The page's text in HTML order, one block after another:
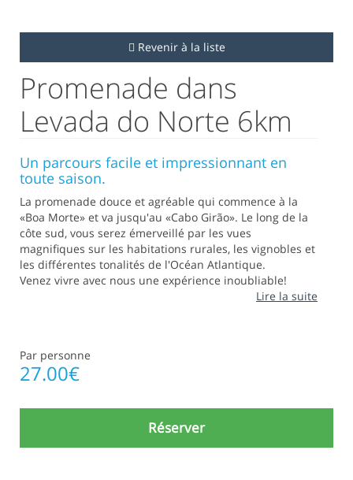
Revenir à la liste
Promenade dans
Levada do Norte 6km
Un parcours facile et impressionnant en
toute saison.
La promenade douce et agréable qui commence à la
«Boa Morte» et va jusqu'au «Cabo Girão». Le long de la
côte sud, vous serez émerveillé par les vues
magnifiques sur les habitations rurales, les vignobles et
les différentes tonalités de l'Océan Atlantique.
Venez vivre avec nous une expérience inoubliable!
Lire la suite
Par personne
27.00€
Réserver